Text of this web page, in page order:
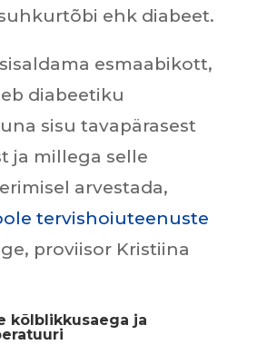
ehk diabeet.
esmaabikott,
diabeetiku
sisu tavapärasest
ja millega selle
arvestada,
tervishoiuteenuste
proviisor Kristiina
kõlblikkusaega ja